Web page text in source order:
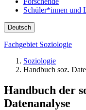
Schüler*innen und
Deutsch
Fachgebiet Soziologie
Soziologie
Handbuch soz.
Handbuch der
Datenanalyse